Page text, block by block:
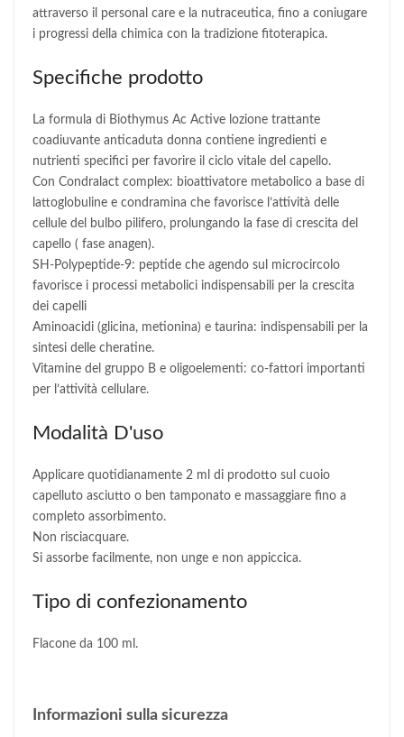
attraverso il personal care e la nutraceutica, fino a coniugare
i progressi della chimica con la tradizione fitoterapica.
Specifiche prodotto
La formula di Biothymus Ac Active lozione trattante
coadiuvante anticaduta donna contiene ingredienti e
nutrienti specifici per favorire il ciclo vitale del capello.
Con Condralact complex: bioattivatore metabolico a base di
lattoglobuline e condramina che favorisce l’attività delle
cellule del bulbo pilifero, prolungando la fase di crescita del
capello ( fase anagen).
SH-Polypeptide-9: peptide che agendo sul microcircolo
favorisce i processi metabolici indispensabili per la crescita
dei capelli
Aminoacidi (glicina, metionina) e taurina: indispensabili per la
sintesi delle cheratine.
Vitamine del gruppo B e oligoelementi: co-fattori importanti
per l’attività cellulare.
Modalità D'uso
Applicare quotidianamente 2 ml di prodotto sul cuoio
capelluto asciutto o ben tamponato e massaggiare fino a
completo assorbimento.
Non risciacquare.
Si assorbe facilmente, non unge e non appiccica.
Tipo di confezionamento
Flacone da 100 ml.
Informazioni sulla sicurezza